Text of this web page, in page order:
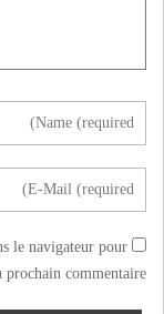
le navigateur pour
prochain commentaire.